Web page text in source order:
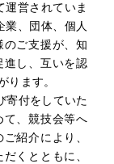
営されていま
、団体、個人
ご支援が、知
進し、互いを認
ります。
寄付をしていた
て、競技会等へ
紹介により、
くとともに、